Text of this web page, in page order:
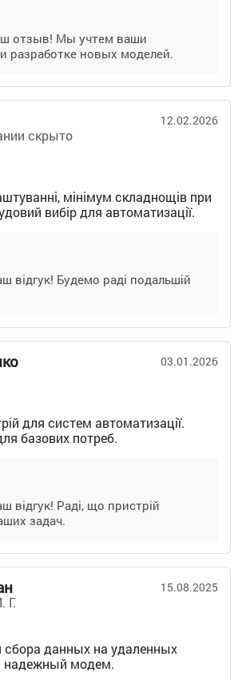
отзыв! Мы учтем ваши
разработке новых моделей.
скрыто
12.02.2026
мінімум складнощів при
вибір для автоматизації.
відгук! Будемо раді подальшій
03.01.2026
для систем автоматизації.
базових потреб.
відгук! Раді, що пристрій
задач.
Г.
15.08.2025
сбора данных на удаленных
надежный модем.